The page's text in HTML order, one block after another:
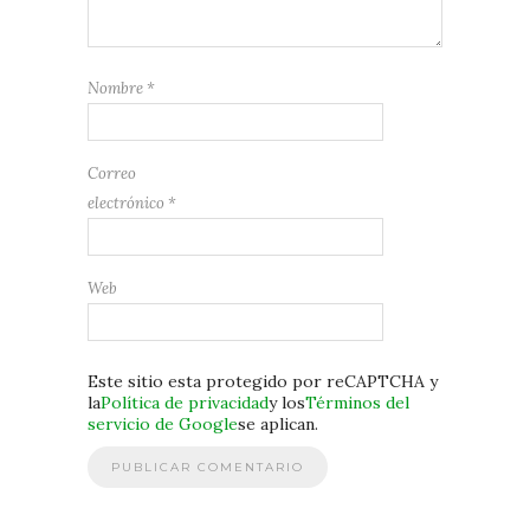
Nombre *
Correo
electrónico *
Web
Este sitio esta protegido por reCAPTCHA y
laPolítica de privacidady losTérminos del
servicio de Googlese aplican.